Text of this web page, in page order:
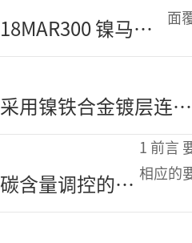
18MAR300 镍马氏
体时效钢异种母材
面
采用镍铁合金镀层连接
SUS304不锈钢的新方
法及接头力学性能评价
碳含量调控的中
低锰淬火配分钢
1 前言 要制造形状复杂且强度要求高的汽车零部件，材料的可成型性必须满足
相应的